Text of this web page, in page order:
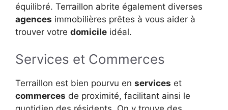
équilibré. Terraillon abrite également diverses
agences immobilières prêtes à vous aider à
trouver votre domicile idéal.
Services et Commerces
Terraillon est bien pourvu en services et
commerces de proximité, facilitant ainsi le